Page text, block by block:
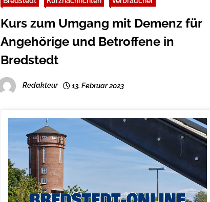
Kurs zum Umgang mit Demenz für
Angehörige und Betroffene in
Bredstedt
Redakteur 13. Februar 2023